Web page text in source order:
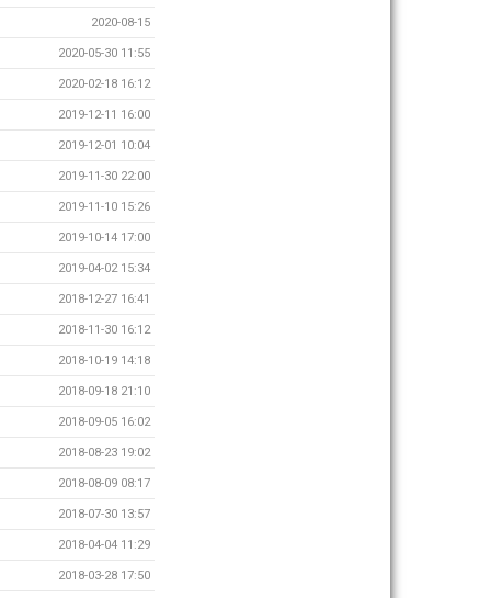
2020-08-15
2020-05-30 11:55
2020-02-18 16:12
2019-12-11 16:00
2019-12-01 10:04
2019-11-30 22:00
2019-11-10 15:26
2019-10-14 17:00
2019-04-02 15:34
2018-12-27 16:41
2018-11-30 16:12
2018-10-19 14:18
2018-09-18 21:10
2018-09-05 16:02
2018-08-23 19:02
2018-08-09 08:17
2018-07-30 13:57
2018-04-04 11:29
2018-03-28 17:50